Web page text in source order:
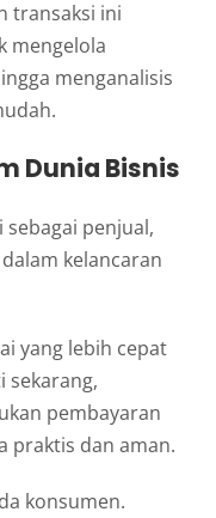
transaksi ini
mengelola
menganalisis
Dunia Bisnis
sebagai penjual,
dalam kelancaran
yang lebih cepat
sekarang,
pembayaran
praktis dan aman.
konsumen.